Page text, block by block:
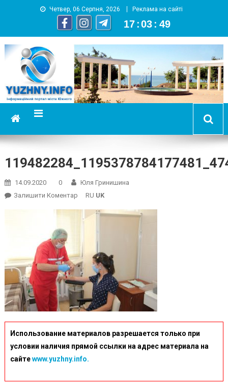
Четвер, 06 Серпня, 2026 Реклама на сайті
17 :03 : 50
YUZHNY.INFO
информационный портал города Южный
14.09.2020 0
Юля Гринишина
Залишити КоментарOn RU UK
Использование материалов разрешается только при
условии наличия прямой ссылки на адрес материала на
сайтеwww.yuzhny.info.